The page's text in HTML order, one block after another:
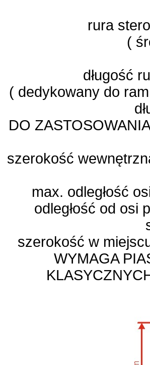
rura
(
długość
( dedykowany do
DO
szerokość
max. odległość
odległość od osi
szerokość w
WYMAGA